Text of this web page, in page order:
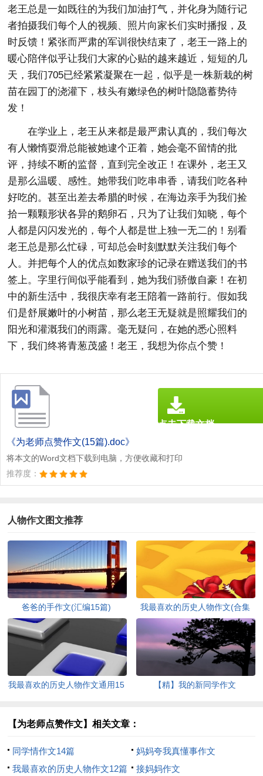
老王总是一如既往的为我们加油打气，并化身为随行记
者拍摄我们每个人的视频、照片向家长们实时播报，及
时反馈！紧张而严肃的军训很快结束了，老王一路上的
暖心陪伴似乎让我们大家的心贴的越来越近，短短的几
天，我们705已经紧紧凝聚在一起，似乎是一株新栽的树
苗在园丁的浇灌下，枝头有嫩绿色的树叶隐隐蓄势待
发！
在学业上，老王从来都是最严肃认真的，我们每次
有人懒惰耍滑总能被她逮个正着，她会毫不留情的批
评，持续不断的监督，直到完全改正！在课外，老王又
是那么温暖、感性。她带我们吃串串香，请我们吃各种
好吃的。甚至出差去希腊的时候，在海边亲手为我们捡
拾一颗颗形状各异的鹅卵石，只为了让我们知晓，每个
人都是闪闪发光的，每个人都是世上独一无二的！别看
老王总是那么忙碌，可却总会时刻默默关注我们每个
人。并把每个人的优点如数家珍的记录在赠送我们的书
签上。字里行间似乎能看到，她为我们骄傲自豪！在初
中的新生活中，我很庆幸有老王陪着一路前行。假如我
们是舒展嫩叶的小树苗，那么老王无疑就是照耀我们的
阳光和灌溉我们的雨露。毫无疑问，在她的悉心照料
下，我们终将青葱茂盛！老王，我想为你点个赞！
《为老师点赞作文(15篇).doc》
将本文的Word文档下载到电脑，方便收藏和打印
推荐度：
点击下载文档
人物作文图文推荐
爸爸的手作文(汇编15篇)
我最喜欢的历史人物作文(合集
15篇)
我最喜欢的历史人物作文通用15
【精】我的新同学作文
【为老师点赞作文】相关文章：
同学情作文14篇
妈妈夸我真懂事作文
我最喜欢的历史人物作文12篇
接妈妈作文